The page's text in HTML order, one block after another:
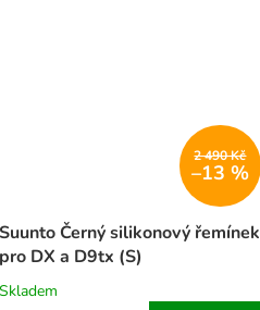
2 490 Kč
–13 %
Suunto Černý silikonový řemínek
pro DX a D9tx (S)
Skladem